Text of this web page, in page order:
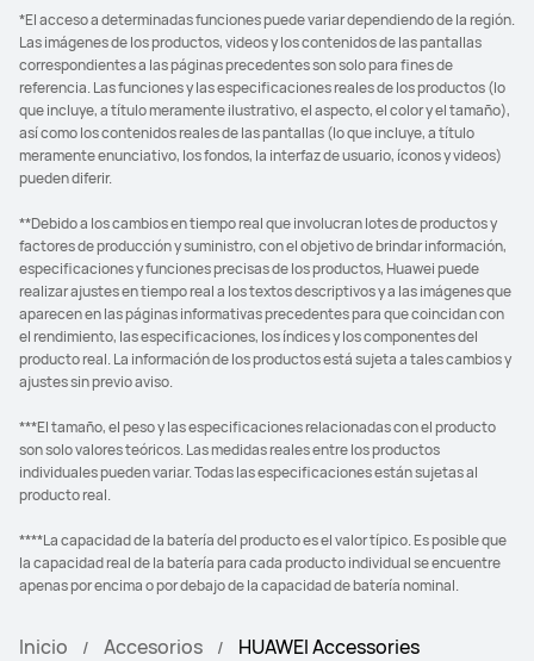
*El acceso a determinadas funciones puede variar dependiendo de la región.
Las imágenes de los productos, videos y los contenidos de las pantallas
correspondientes a las páginas precedentes son solo para fines de
referencia. Las funciones y las especificaciones reales de los productos (lo
que incluye, a título meramente ilustrativo, el aspecto, el color y el tamaño),
así como los contenidos reales de las pantallas (lo que incluye, a título
meramente enunciativo, los fondos, la interfaz de usuario, íconos y videos)
pueden diferir.
**Debido a los cambios en tiempo real que involucran lotes de productos y
factores de producción y suministro, con el objetivo de brindar información,
especificaciones y funciones precisas de los productos, Huawei puede
realizar ajustes en tiempo real a los textos descriptivos y a las imágenes que
aparecen en las páginas informativas precedentes para que coincidan con
el rendimiento, las especificaciones, los índices y los componentes del
producto real. La información de los productos está sujeta a tales cambios y
ajustes sin previo aviso.
***El tamaño, el peso y las especificaciones relacionadas con el producto
son solo valores teóricos. Las medidas reales entre los productos
individuales pueden variar. Todas las especificaciones están sujetas al
producto real.
****La capacidad de la batería del producto es el valor típico. Es posible que
la capacidad real de la batería para cada producto individual se encuentre
apenas por encima o por debajo de la capacidad de batería nominal.
Inicio Accesorios HUAWEI Accessories